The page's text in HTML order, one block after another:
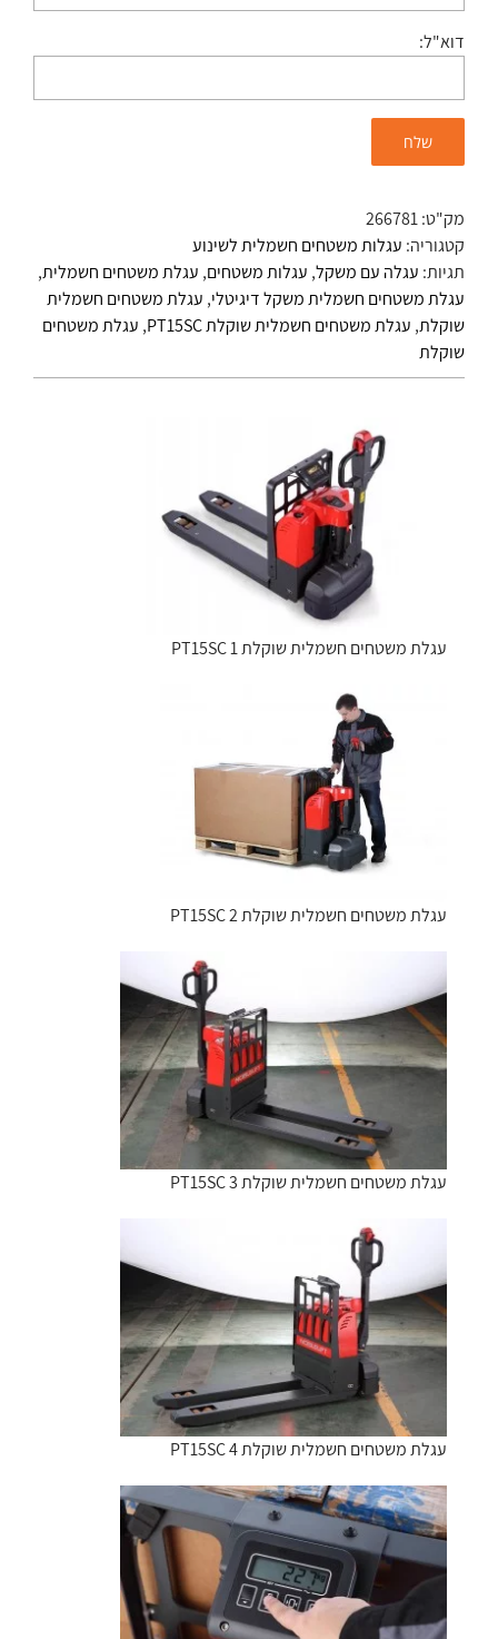
דוא"ל:
מק"ט:266781
קטגוריה: עגלות משטחים חשמלית לשינוע
תגיות: עגלה עם משקל, עגלות משטחים, עגלת משטחים חשמלית,
עגלת משטחים חשמלית משקל דיגיטלי, עגלת משטחים חשמלית
שוקלת, עגלת משטחים חשמלית שוקלת PT15SC , עגלת משטחים
שוקלת
עגלת משטחים חשמלית שוקלת PT15SC 1
עגלת משטחים חשמלית שוקלת PT15SC 2
עגלת משטחים חשמלית שוקלת PT15SC 3
עגלת משטחים חשמלית שוקלת PT15SC 4